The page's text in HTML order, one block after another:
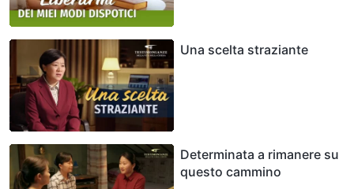
Una scelta straziante
Determinata a rimanere su
questo cammino